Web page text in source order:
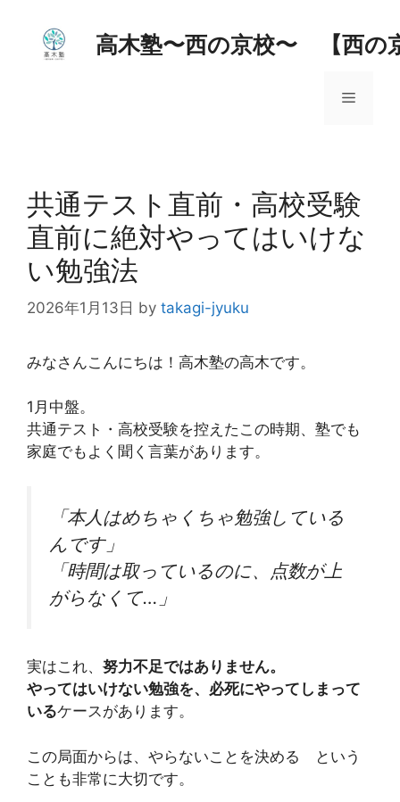
高木塾〜西の京校〜 【西の
メ
ュ
ー
共通テスト直前・高校受験
直前に絶対やってはいけな
い勉強法
2026年1月13日 by takagi-jyuku
みなさんこんにちは！高木塾の高木です。
1月中盤。
共通テスト・高校受験を控えたこの時期、塾でも
家庭でもよく聞く言葉があります。
「本人はめちゃくちゃ勉強している
んです」
「時間は取っているのに、点数が上
がらなくて…」
実はこれ、努力不足ではありません。
やってはいけない勉強を、必死にやってしまって
いるケースがあります。
この局面からは、やらないことを決める という
ことも非常に大切です。